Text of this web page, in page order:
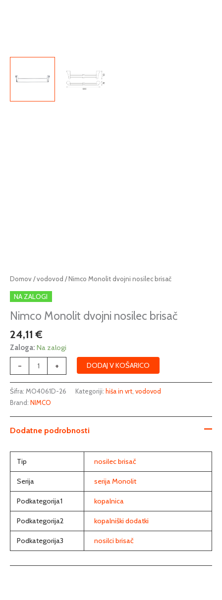
Domov/vodovod / Nimco Monolit dvojni nosilec brisač
NA ZALOGI
Nimco Monolit dvojni nosilec brisač
24,11€
Zaloga: Na zalogi
-
Nimco
Monolit
dvojni
nosilec
količina
+ DODAJ V KOŠARICO
Šifra: MO4061D-26 Kategoriji: hiša in vrt, vodovod
Brand: NIMCO
Dodatne podrobnosti
Tip nosilec brisač
Serija serija Monolit
Podkategorija1 kopalnica
Podkategorija2 kopalniški dodatki
Podkategorija3 nosilci brisač